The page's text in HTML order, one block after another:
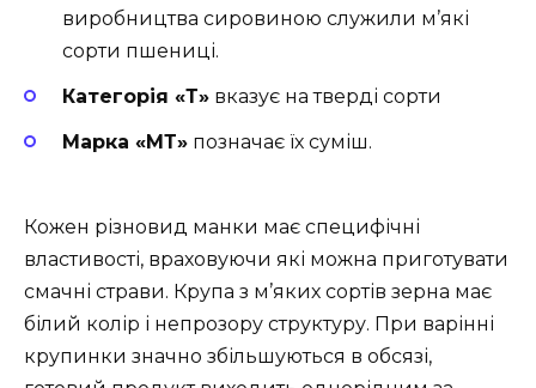
виробництва сировиною служили м’які
сорти пшениці.
Категорія «Т» вказує на тверді сорти
Марка «МТ» позначає їх суміш.
Кожен різновид манки має специфічні
властивості, враховуючи які можна приготувати
смачні страви. Крупа з м’яких сортів зерна має
білий колір і непрозору структуру. При варінні
крупинки значно збільшуються в обсязі,